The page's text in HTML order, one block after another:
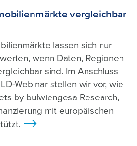
vergleichbar
lassen sich nur
wenn Daten, Regionen
sind. Im Anschluss
Webinar stellen wir vor, wie
by bulwiengesa Research,
mit europäischen